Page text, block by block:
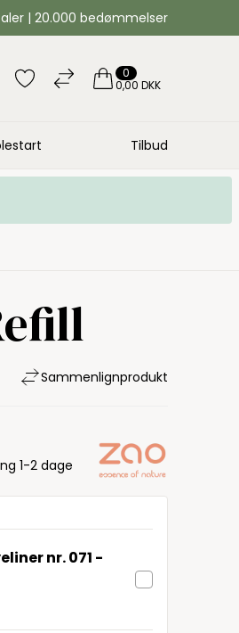
| 20.000 bedømmelser
0
0,00 DKK
Tilbud
Sammenlignprodukt
1-2 dage
nr. 071 -